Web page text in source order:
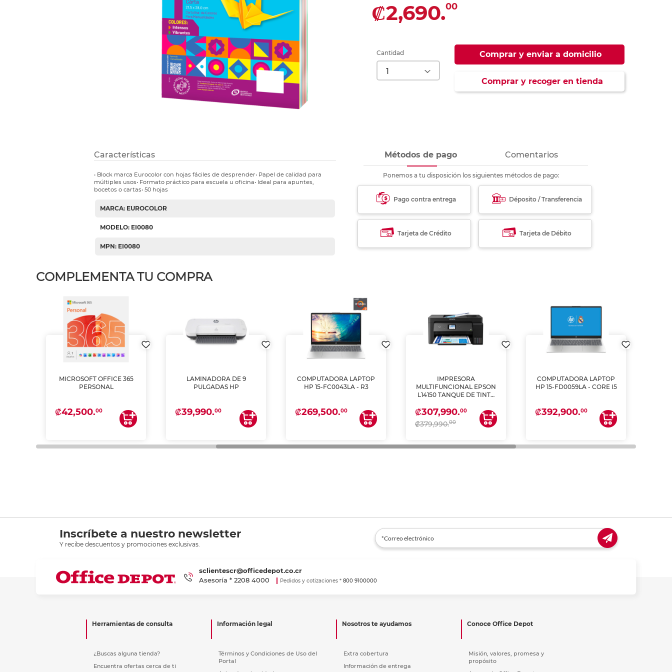
Ver más
Ver más
Ver más
Etiquetas inkjet y láser
Refuerzos para carpeta
Ver más
Ver más
Ver más
Ver más
₡2,690.00
Cantidad Comprar y enviar a domicilio
Comprar y recoger en tienda
Características
• Block marca Eurocolor con hojas fáciles de desprender• Papel de calidad para
múltiples usos• Formato práctico para escuela u oficina• Ideal para apuntes,
bocetos o cartas• 50 hojas
MARCA: EUROCOLOR
MODELO: EI0080
MPN: EI0080
Métodos de pago Comentarios
Ponemos a tu disposición los siguientes métodos de pago:
Pago contra entrega Déposito / Transferencia
Tarjeta de Crédito Tarjeta de Débito
COMPLEMENTA TU COMPRA
MICROSOFT OFFICE 365
PERSONAL
₡42,500.00
LAMINADORA DE 9
PULGADAS HP
₡39,990.00
COMPUTADORA LAPTOP
HP 15-FC0043LA - R3
₡269,500.00
IMPRESORA
MULTIFUNCIONAL EPSON
L14150 TANQUE DE TINTA
ESCANEA)
₡307,990.00
₡379,990.00
COMPUTADORA LAPTOP
HP 15-FD0059LA - CORE I5
₡392,900.00
Inscríbete a nuestro newsletter
Y recibe descuentos y promociones exclusivas.
sclientescr@officedepot.co.cr
Asesoría * 2208 4000 Pedidos y cotizaciones * 800 9100000
Herramientas de consulta
¿Buscas alguna tienda?
Encuentra ofertas cerca de ti
Información legal
Términos y Condiciones de Uso del
Portal
Nosotros te ayudamos
Extra cobertura
Información de entrega
Conoce Office Depot
Misión, valores, promesa y
propósito